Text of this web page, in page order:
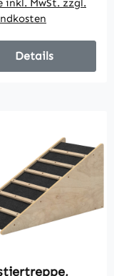
inkl. MwSt. zzgl.
Details